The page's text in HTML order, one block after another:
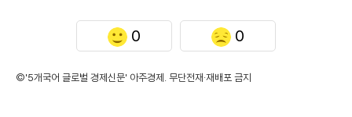
0 0
©'5개국어 글로벌 경제신문' 아주경제. 무단전재·재배포 금지